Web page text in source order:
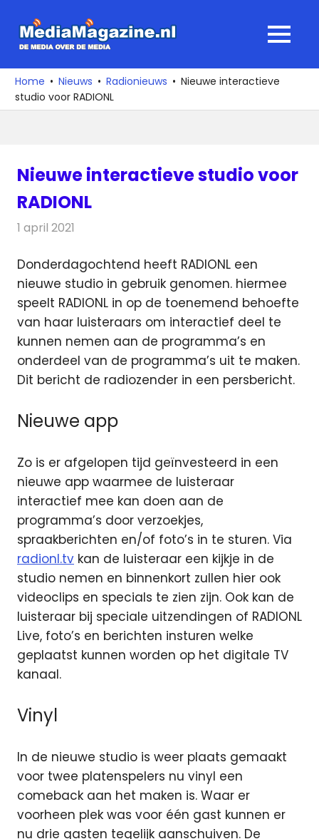
naar
media
over
de
MENU
Home Nieuws Radionieuws
Nieuwe interactieve
studio voor RADIONL
Nieuwe interactieve studio voor
RADIONL
1 april 2021
Donderdagochtend heeft RADIONL een
nieuwe studio in gebruik genomen. hiermee
speelt RADIONL in op de toenemend behoefte
van haar luisteraars om interactief deel te
kunnen nemen aan de programma’s en
onderdeel van de programma’s uit te maken.
Dit bericht de radiozender in een persbericht.
Nieuwe app
Zo is er afgelopen tijd geïnvesteerd in een
nieuwe app waarmee de luisteraar
interactief mee kan doen aan de
programma’s door verzoekjes,
spraakberichten en/of foto’s in te sturen. Via
radionl.tv kan de luisteraar een kijkje in de
studio nemen en binnenkort zullen hier ook
videoclips en specials te zien zijn. Ook kan de
luisteraar bij speciale uitzendingen of RADIONL
Live, foto’s en berichten insturen welke
geplaatst kunnen worden op het digitale TV
kanaal.
Vinyl
In de nieuwe studio is weer plaats gemaakt
voor twee platenspelers nu vinyl een
comeback aan het maken is. Waar er
voorheen plek was voor één gast kunnen er
nu drie gasten tegelijk aanschuiven. De